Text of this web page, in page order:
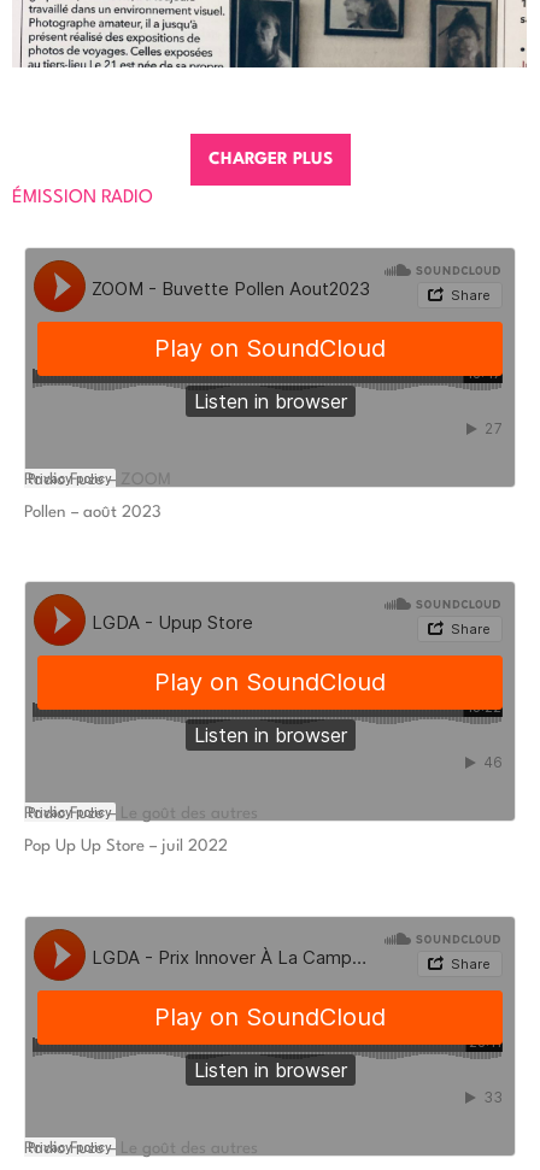
CHARGER PLUS
ÉMISSION RADIO
Radio Fuze – ZOOM
Pollen – août 2023
Radio Fuze – Le goût des autres
Pop Up Up Store – juil 2022
Radio Fuze – Le goût des autres